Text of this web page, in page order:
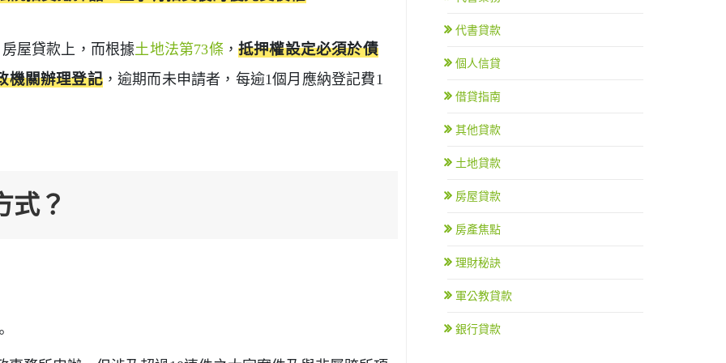
屋貸款上，而根據土地法第73條 ，抵押權設定必須於債
機關辦理登記，逾期而未申請者，每逾1個月應納登記費1
式？
代書貸款
個人信貸
借貸指南
其他貸款
土地貸款
房屋貸款
房產焦點
理財秘訣
軍公教貸款
銀行貸款